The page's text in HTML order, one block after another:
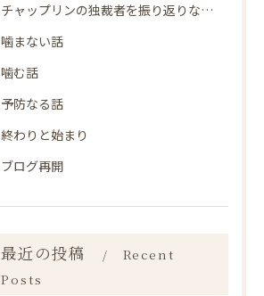
チャップリンの独裁者を振り返りながら
噛まない話
噛む話
予防なる話
終わりと始まり
ブログ再開
最近の投稿
Recent
Posts